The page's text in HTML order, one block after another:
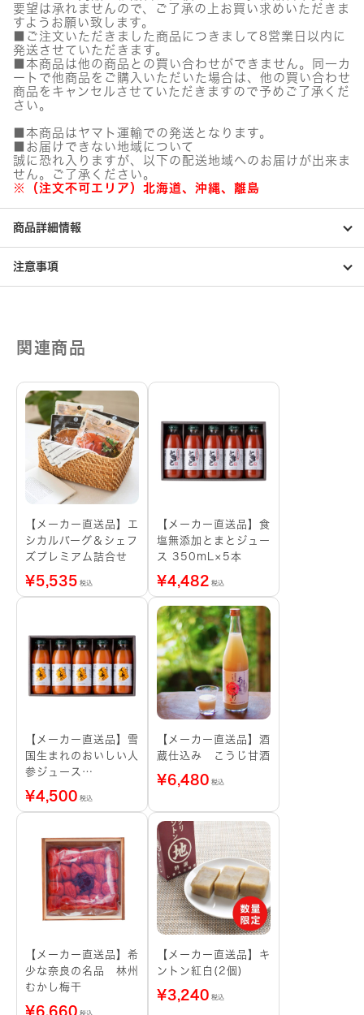
要望は承れませんので、ご了承の上お買い求めいただきま
すようお願い致します。
■ご注文いただきました商品につきまして8営業日以内に
発送させていただきます。
■本商品は他の商品との買い合わせができません。同一カ
ートで他商品をご購入いただいた場合は、他の買い合わせ
商品をキャンセルさせていただきますので予めご了承くだ
さい。
■本商品はヤマト運輸での発送となります。
■お届けできない地域について
誠に恐れ入りますが、以下の配送地域へのお届けが出来ま
せん。ご了承ください。
※（注文不可エリア）北海道、沖縄、離島
商品詳細情報
注意事項
関連商品
【メーカー直送品】エ
シカルバーグ＆シェフ
ズプレミアム詰合せ
¥5,535 税込
【メーカー直送品】食
塩無添加とまとジュー
ス 350mL×5本
¥4,482 税込
【メーカー直送品】雪
国生まれのおいしい人
参ジュース
350mL×5本
¥4,500 税込
【メーカー直送品】酒
蔵仕込み こうじ甘酒
¥6,480 税込
【メーカー直送品】希
少な奈良の名品 林州
むかし梅干
¥6,660 税込
【メーカー直送品】キ
ントン紅白(2個)
¥3,240 税込